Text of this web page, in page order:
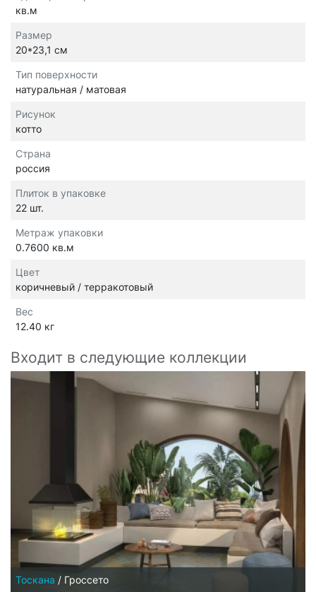
кв.м
Размер
20*23,1 см
Тип поверхности
натуральная / матовая
Рисунок
котто
Страна
россия
Плиток в упаковке
22 шт.
Метраж упаковки
0.7600 кв.м
Цвет
коричневый / терракотовый
Вес
12.40 кг
Входит в следующие коллекции
Тоскана / Гроссето